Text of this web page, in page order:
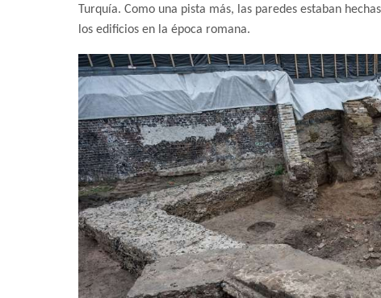
Turquía. Como una pista más, las paredes estaban
los edificios en la época romana.